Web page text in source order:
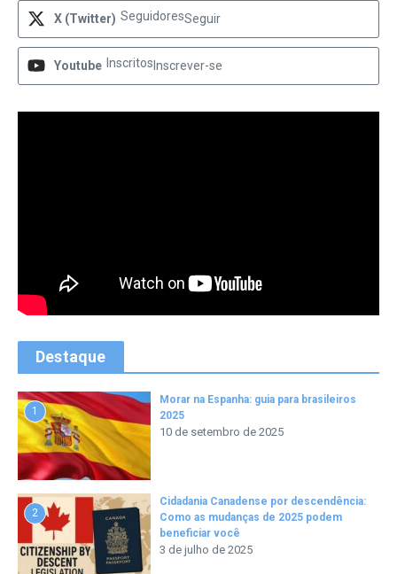
X (Twitter) SeguidoresSeguir
Youtube Inscritos Inscrever-se
Destaque
1
Morar na Espanha: guia para brasileiros
2025
10 de setembro de 2025
2
Cidadania Canadense por descendência:
Como as mudanças de 2025 podem
beneficiar você
3 de julho de 2025